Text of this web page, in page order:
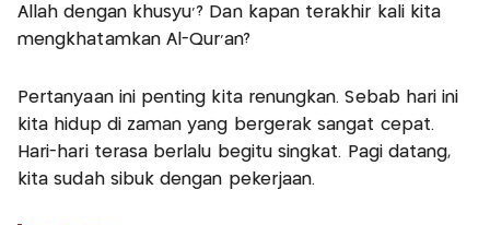
Allah dengan khusyu’? Dan kapan terakhir kali kita
mengkhatamkan Al-Qur’an?
Pertanyaan ini penting kita renungkan. Sebab hari ini
kita hidup di zaman yang bergerak sangat cepat.
Hari-hari terasa berlalu begitu singkat. Pagi datang,
kita sudah sibuk dengan pekerjaan.